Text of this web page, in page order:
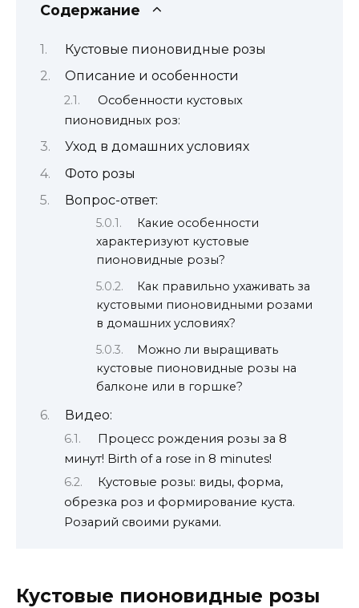
Содержание
Кустовые пионовидные розы
Описание и особенности
Особенности кустовых
пионовидных роз:
Уход в домашних условиях
Фото розы
Вопрос-ответ:
Какие особенности
характеризуют кустовые
пионовидные розы?
Как правильно ухаживать за
кустовыми пионовидными розами
в домашних условиях?
Можно ли выращивать
кустовые пионовидные розы на
балконе или в горшке?
Видео:
Процесс рождения розы за 8
минут! Birth of a rose in 8 minutes!
Кустовые розы: виды, форма,
обрезка роз и формирование куста.
Розарий своими руками.
Кустовые пионовидные розы